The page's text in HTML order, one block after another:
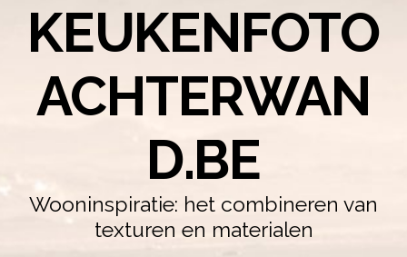
KEUKENFOTO
ACHTERWAN
D.BE
Wooninspiratie: het combineren van
texturen en materialen